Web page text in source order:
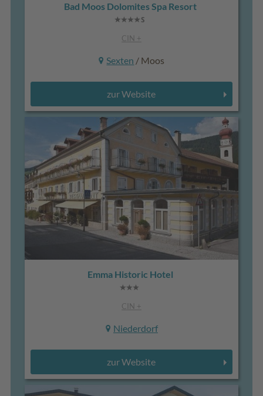
Bad Moos Dolomites Spa Resort
CIN +
Sexten / Moos
zur Website
Emma Historic Hotel
CIN +
Niederdorf
zur Website